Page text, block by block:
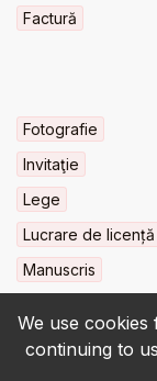
We use
continuing to
Factură
Fotografie
Invitaţie
Lege
Lucrare de licență
Manuscris